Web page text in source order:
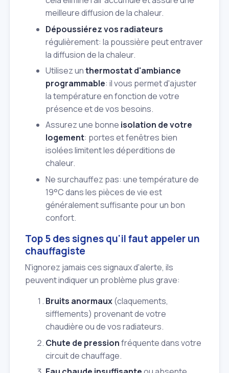
meilleure diffusion de la chaleur.
Dépoussiérez vos radiateurs
régulièrement: la poussière peut entraver
la diffusion de la chaleur.
Utilisez unthermostat d'ambiance
programmable: il vous permet d'ajuster
la température en fonction de votre
présence et de vos besoins.
Assurez une bonne isolation de votre
logement: portes et fenêtres bien
isolées limitent les déperditions de
chaleur.
Ne surchauffez pas: une température de
19°C dans les pièces de vie est
généralement suffisante pour un bon
confort.
Top 5 des signes qu'il faut appeler un
chauffagiste
N'ignorez jamais ces signaux d'alerte, ils
peuvent indiquer un problème plus grave:
Bruits anormaux(claquements,
sifflements) provenant de votre
chaudière ou de vos radiateurs.
Chute de pressionfréquente dans votre
circuit de chauffage.